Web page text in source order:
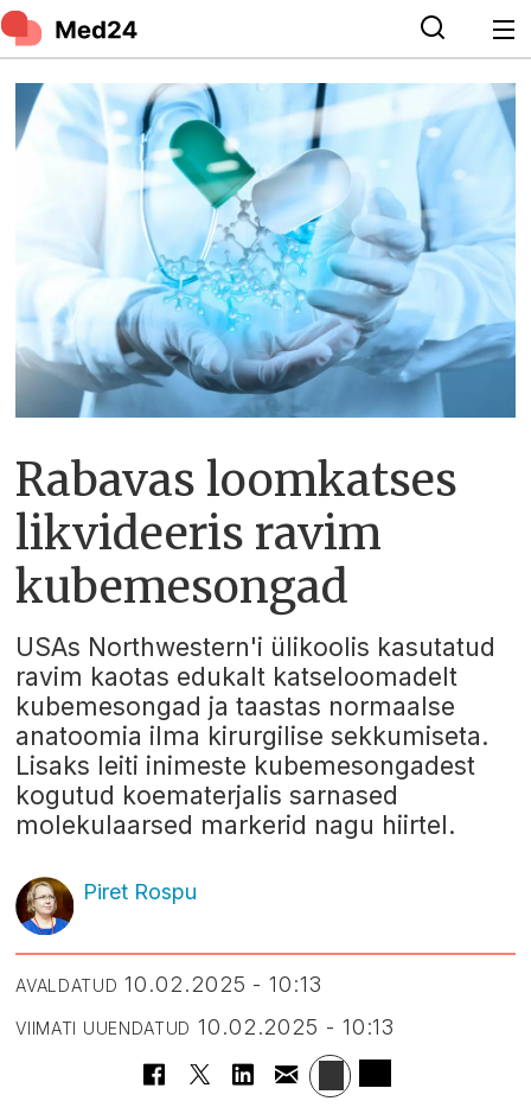
Rabavas loomkatses
likvideeris ravim
kubemesongad
USAs Northwestern'i ülikoolis kasutatud
ravim kaotas edukalt katseloomadelt
kubemesongad ja taastas normaalse
anatoomia ilma kirurgilise sekkumiseta.
Lisaks leiti inimeste kubemesongadest
kogutud koematerjalis sarnased
molekulaarsed markerid nagu hiirtel.
Piret Rospu
AVALDATUD 10.02.2025 - 10:13
VIIMATI UUENDATUD 10.02.2025 - 10:13